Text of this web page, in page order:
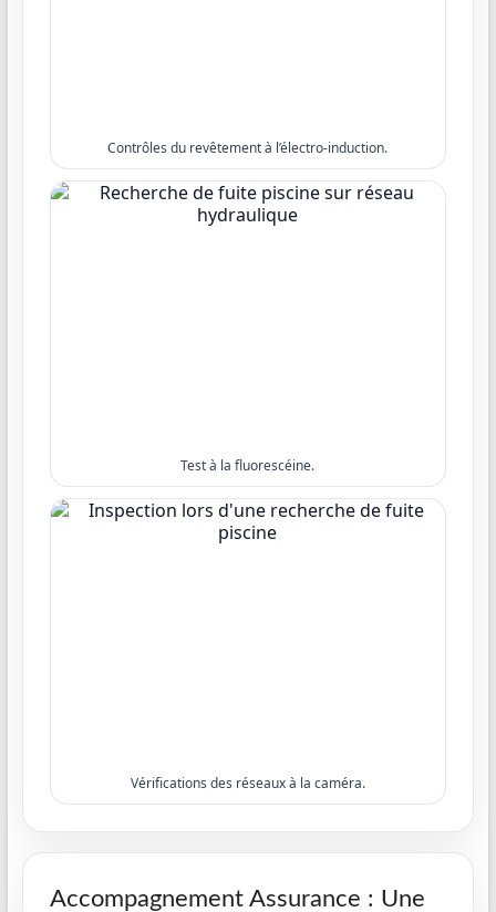
Contrôles du revêtement à l’électro-induction.
Test à la fluorescéine.
Vérifications des réseaux à la caméra.
Accompagnement Assurance : Une